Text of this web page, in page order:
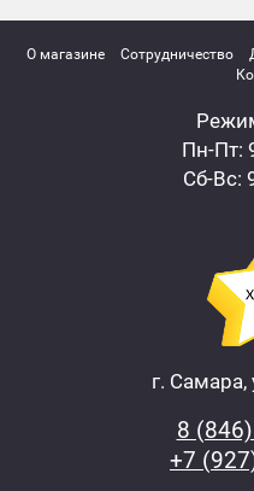
О магазине Сотрудничество
Пн-Пт:
Сб-Вс:
г.
8
+7